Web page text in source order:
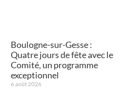
Boulogne-sur-Gesse :
Quatre jours de fête avec le
Comité, un programme
exceptionnel
6 août 2026